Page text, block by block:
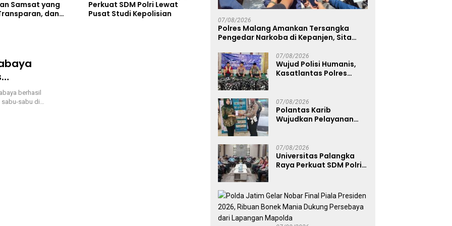
Samsat yang
dan
Perkuat SDM Polri Lewat
Pusat Studi Kepolisian
Final Piala Presiden 2026,
Persebaya dari Lapangan
Mapolda
Gerakan Pangan Murah
berhasil
sabu-sabu di…
07/08/2026
Polres Malang Amankan Tersangka
Pengedar Narkoba di Kepanjen, Sita
07/08/2026
Wujud Polisi Humanis,
Kasatlantas Polres
Berkah di Masjid Syekh
Ahmad Ibrahim
07/08/2026
Polantas Karib
Wujudkan Pelayanan
Humanis
07/08/2026
Universitas Palangka
Raya Perkuat SDM Polri